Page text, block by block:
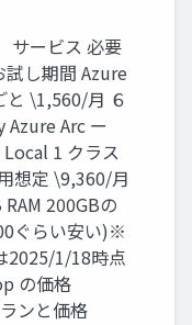
サービス 必要
し期間 Azure
と \1,560/月 ６
Azure Arc ー
1 クラス
想定 \9,360/月
200GBの
ぐらい安い)※
2025/1/18時点
の価格
ンと価格